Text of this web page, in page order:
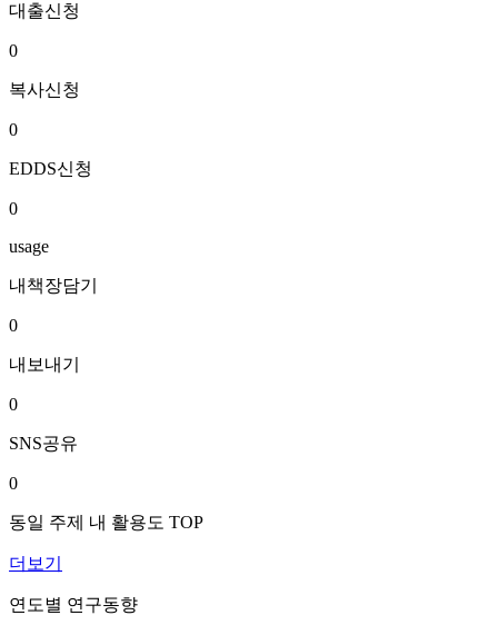
대출신청
0
복사신청
0
EDDS신청
0
usage
내책장담기
0
내보내기
0
SNS공유
0
동일 주제 내 활용도 TOP
더보기
연도별 연구동향